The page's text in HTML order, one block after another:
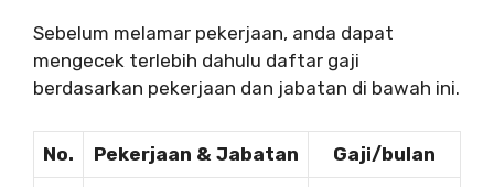
Sebelum melamar pekerjaan, anda dapat
mengecek terlebih dahulu daftar gaji
berdasarkan pekerjaan dan jabatan di bawah ini.
No. Pekerjaan & Jabatan Gaji/bulan